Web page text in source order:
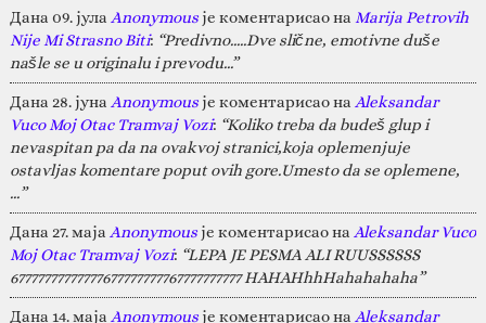
Дана 09. јула Anonymousје коментарисао на Marija Petrovih
Nije Mi Strasno Biti: “Predivno.....Dve slične, emotivne duše
našle se u originalu i prevodu...”
Дана 28. јуна Anonymousје коментарисао на Aleksandar
Vuco Moj Otac Tramvaj Vozi: “Koliko treba da budeš glup i
nevaspitan pa da na ovakvoj stranici,koja oplemenjuje
ostavljas komentare poput ovih gore.Umesto da se oplemene,
…”
Дана 27. маја Anonymousје коментарисао на Aleksandar Vuco
Moj Otac Tramvaj Vozi: “LEPA JE PESMA ALI RUUSSSSSS
67777777777777677777777767777777777 HAHAHhhHahahahaha”
Дана 14. маја Anonymousје коментарисао на Aleksandar